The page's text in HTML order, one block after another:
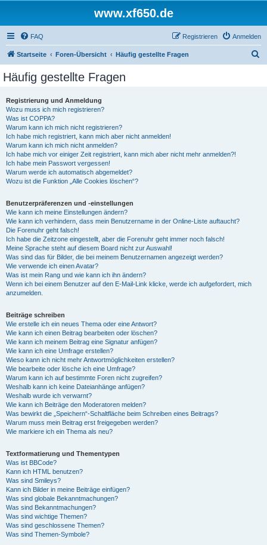
www.xf650.de
FAQ Anmelden
Registrieren
Startseite Foren-Übersicht Häufig gestellte Fragen
Häufig gestellte Fragen
Registrierung und Anmeldung
Wozu muss ich mich registrieren?
Was ist COPPA?
Warum kann ich mich nicht registrieren?
Ich habe mich registriert, kann mich aber nicht anmelden!
Warum kann ich mich nicht anmelden?
Ich habe mich vor einiger Zeit registriert, kann mich aber nicht mehr anmelden?!
Ich habe mein Passwort vergessen!
Warum werde ich automatisch abgemeldet?
Wozu ist die Funktion „Alle Cookies löschen“?
Benutzerpräferenzen und -einstellungen
Wie kann ich meine Einstellungen ändern?
Wie kann ich verhindern, dass mein Benutzername in der Online-Liste auftaucht?
Die Forenuhr geht falsch!
Ich habe die Zeitzone eingestellt, aber die Forenuhr geht immer noch falsch!
Meine Sprache steht auf diesem Board nicht zur Auswahl!
Was sind das für Bilder, die bei meinem Benutzernamen angezeigt werden?
Wie verwende ich einen Avatar?
Was ist mein Rang und wie kann ich ihn ändern?
Wenn ich bei einem Benutzer auf den E-Mail-Link klicke, werde ich aufgefordert, mich
anzumelden.
Beiträge schreiben
Wie erstelle ich ein neues Thema oder eine Antwort?
Wie kann ich einen Beitrag bearbeiten oder löschen?
Wie kann ich meinem Beitrag eine Signatur anfügen?
Wie kann ich eine Umfrage erstellen?
Wieso kann ich nicht mehr Antwortmöglichkeiten erstellen?
Wie bearbeite oder lösche ich eine Umfrage?
Warum kann ich auf bestimmte Foren nicht zugreifen?
Weshalb kann ich keine Dateianhänge anfügen?
Weshalb wurde ich verwarnt?
Wie kann ich Beiträge den Moderatoren melden?
Was bewirkt die „Speichern“-Schaltfläche beim Schreiben eines Beitrags?
Warum muss mein Beitrag erst freigegeben werden?
Wie markiere ich ein Thema als neu?
Textformatierung und Thementypen
Was ist BBCode?
Kann ich HTML benutzen?
Was sind Smileys?
Kann ich Bilder in meine Beiträge einfügen?
Was sind globale Bekanntmachungen?
Was sind Bekanntmachungen?
Was sind wichtige Themen?
Was sind geschlossene Themen?
Was sind Themen-Symbole?